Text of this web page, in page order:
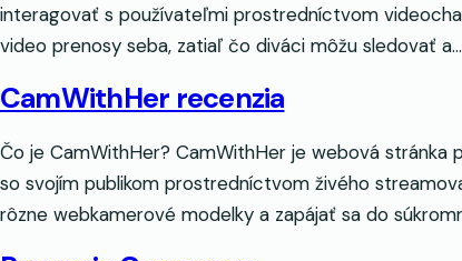
interagovať s používateľmi prostredníctvom
video prenosy seba, zatiaľ čo diváci môžu sledovať a…
CamWithHer recenzia
Čo je CamWithHer? CamWithHer je webová
so svojím publikom prostredníctvom živého
rôzne webkamerové modelky a zapájať sa do